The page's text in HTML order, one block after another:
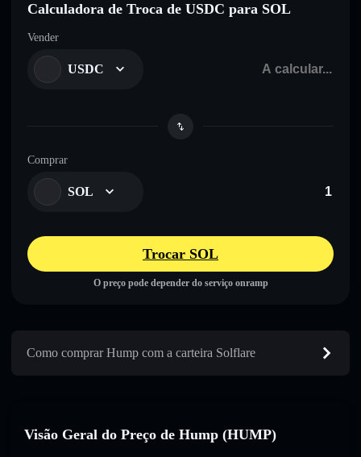
Calculadora de Troca de USDC para SOL
Vender
USDC
Comprar
SOL
Trocar SOL
O preço pode depender do serviço onramp
Como comprar Hump com a carteira Solflare
Visão Geral do Preço de Hump (HUMP)